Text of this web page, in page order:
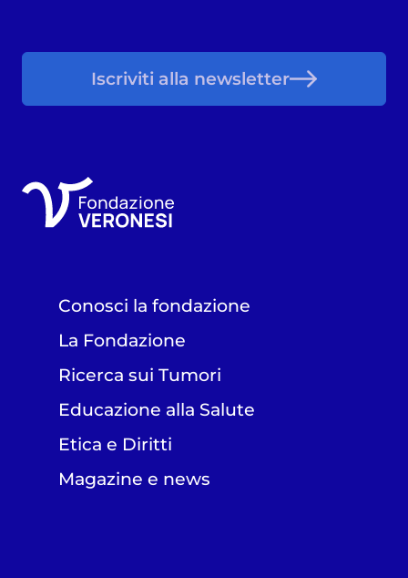
Iscriviti alla newsletter
Conosci la fondazione
La Fondazione
Ricerca sui Tumori
Educazione alla Salute
Etica e Diritti
Magazine e news